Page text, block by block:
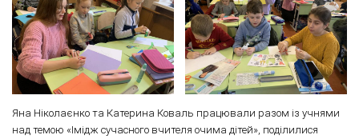
Яна Ніколаєнко та Катерина Коваль працювали разом із учнями
над темою «Імідж сучасного вчителя очима дітей», поділилися